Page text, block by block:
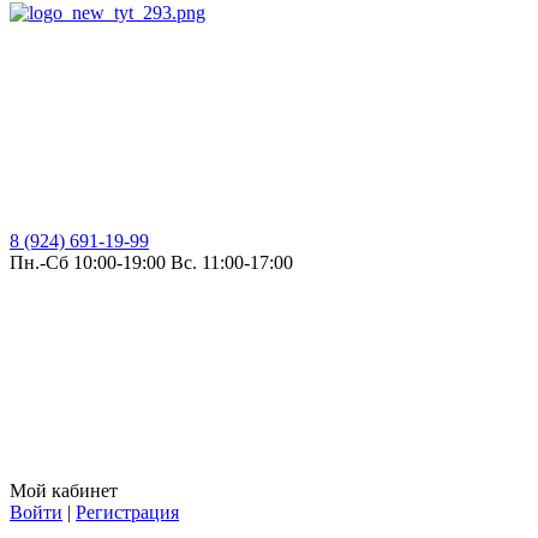
8 (924) 691-19-99
Пн.-Сб 10:00-19:00 Вс. 11:00-17:00
Мой кабинет
Войти | Регистрация